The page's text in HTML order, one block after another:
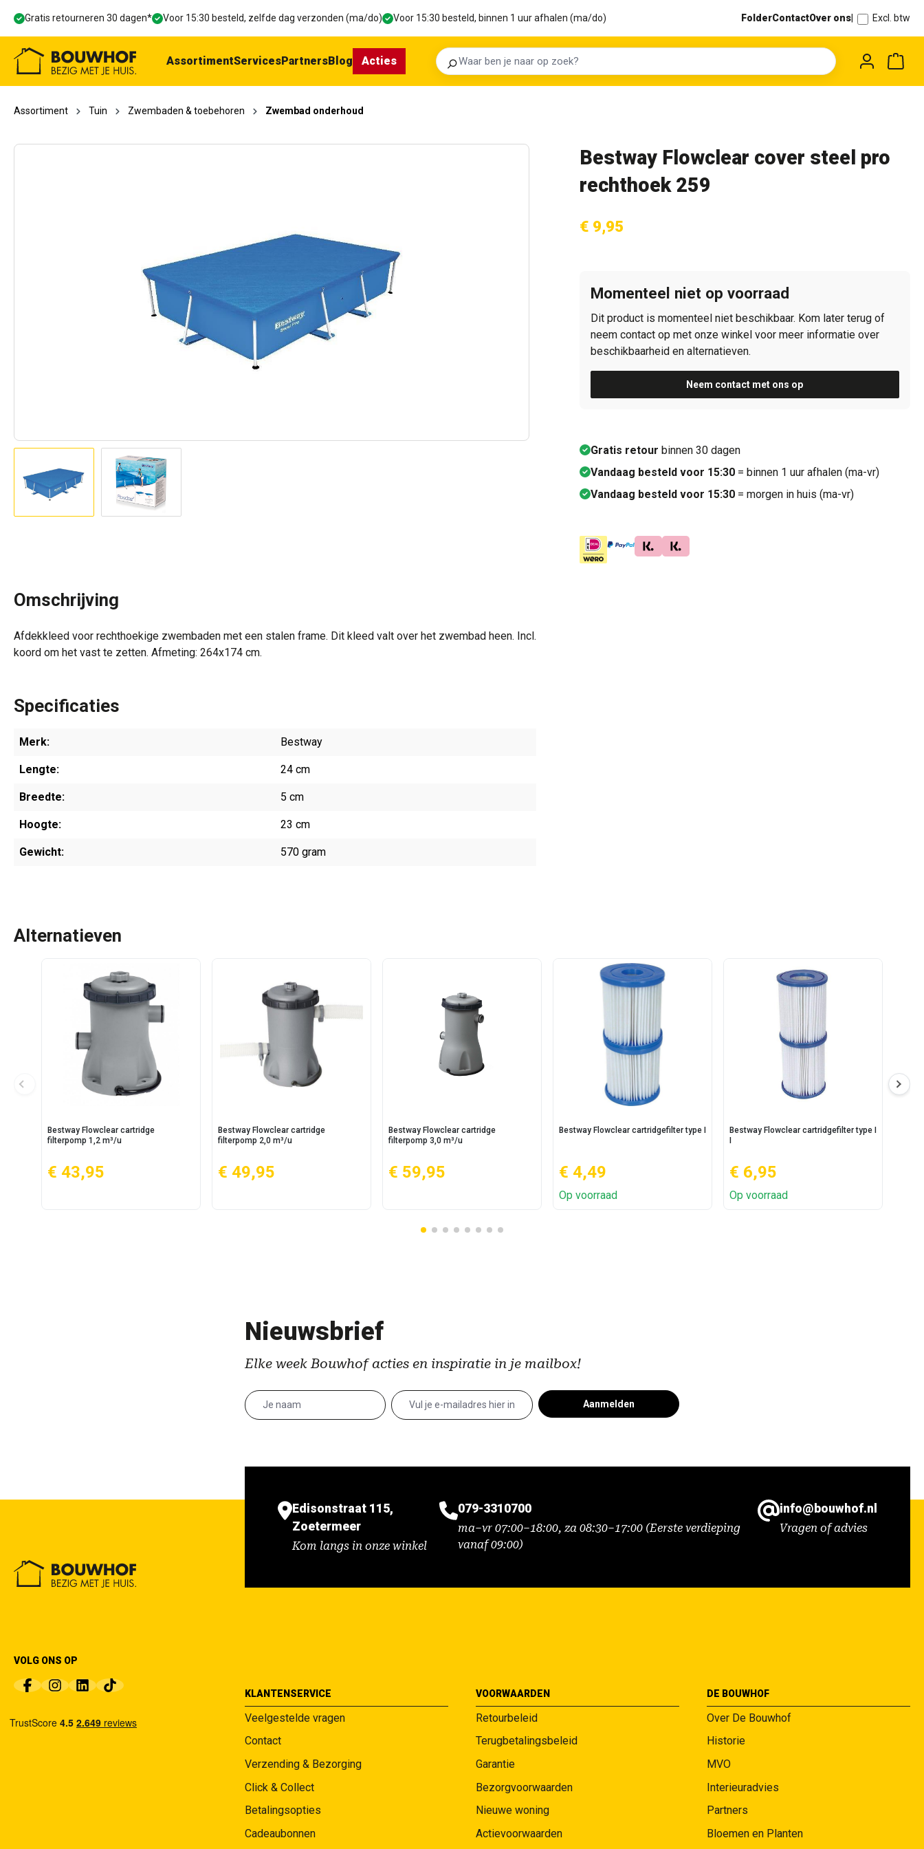
Ga naar de hoofdnavigatie
Gratis retourneren 30 dagen* Voor 15:30 besteld, zelfde dag verzonden (ma/do) Voor 15:30 besteld, binnen 1 uur afhalen (ma/do) FolderContactOver ons Excl. btw
Zoeken
AssortimentServicesPartnersBlog Acties
Assortiment Tuin Zwembaden & toebehoren Zwembad onderhoud
Bestway Flowclear cover steel pro
rechthoek 259
€ 9,95
Momenteel niet op voorraad
Dit product is momenteel niet beschikbaar. Kom later terug of
neem contact op met onze winkel voor meer informatie over
beschikbaarheid en alternatieven.
Neem contact met ons op
Gratis retour binnen 30 dagen
Vandaag besteld voor 15:30= binnen 1 uur afhalen (ma-vr)
Vandaag besteld voor 15:30= morgen in huis (ma-vr)
Omschrijving
Afdekkleed voor rechthoekige zwembaden met een stalen frame. Dit kleed valt over het zwembad heen. Incl.
koord om het vast te zetten. Afmeting: 264x174 cm.
Specificaties
Merk: Bestway
Lengte: 24 cm
Breedte: 5 cm
Hoogte: 23 cm
Gewicht: 570 gram
Alternatieven
Bestway Flowclear cartridge
filterpomp 1,2 m³/u
€ 43,95
Bestway Flowclear cartridge
filterpomp 2,0 m³/u
€ 49,95
Bestway Flowclear cartridge
filterpomp 3,0 m³/u
€ 59,95
Bestway Flowclear cartridgefilter type I
€ 4,49
Op voorraad
Bestway Flowclear cartridgefilter type I
€ 6,95
Op voorraad
Nieuwsbrief
Elke week Bouwhof acties en inspiratie in je mailbox!
Aanmelden
Edisonstraat 115,
Zoetermeer
Kom langs in onze winkel
079-3310700
ma–vr 07:00–18:00, za 08:30–17:00 (Eerste verdieping
vanaf 09:00)
info@bouwhof.nl
Vragen of advies
VOLG ONS OP
KLANTENSERVICE
Veelgestelde vragen
Contact
Verzending & Bezorging
Click & Collect
Betalingsopties
Cadeaubonnen
VOORWAARDEN
Retourbeleid
Terugbetalingsbeleid
Garantie
Bezorgvoorwaarden
Nieuwe woning
Actievoorwaarden
DE BOUWHOF
Over De Bouwhof
Historie
MVO
Interieuradvies
Partners
Bloemen en Planten